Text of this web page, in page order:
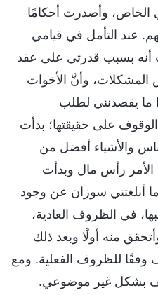
وأصدرت أحكامًا
عند التأمل في قيامي
أنه بسبب قدرتي على عقد
وأنَّ الأخوات
ما يقصدنني لطلب
على حقيقتها؛ بدأت
والأشياء أفضل من
رأس مال وبدأت
أبلغتني سوزان عن وجود
في الظروف العادية،
منه أولًا وبعد ذلك
وفقًا للظروف الفعلية. ومع
بشكل غير موضوعي.